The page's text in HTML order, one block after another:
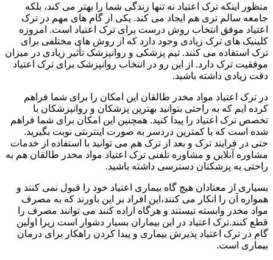
منظور اینکه ترک اعتیاد نه تنها زندگی شما را بهتر می کند، بلکه
جامعه سالم تری هم ایجاد می کند. یکی از گام های مهم در ترک
اعتیاد موفق انتخاب روش درست برای ترک اعتیاد است. امروزه
کلینیک های ترک زیادی وجود دارد که از روش های مختلفی برای
ترک استفاده می کنند. تیم پزشکی و روانپزشک تأثیر زیادی در میزان
موفقیت ترک دارد. از این رو در انتخاب روانپزشک برای ترک اعتیاد
دقت زیادی داشته باشید.
در ترک اعتیاد مواد مخدر طالقان این امکان را برای شما فراهم
کرده ایم که به راحتی بتوانید بهترین پزشکان و روانپزشکان با
تخصص ترک اعتیاد را پیدا کنید. همچنین این امکان برای شما فراهم
شده است که با کمترین دردسر به صورت اینترنتی نوبت بگیرید.
حتی در فرایند ترک و بعد از ترک هم می توانید با استفاده از خدمات
مشاوره آنلاین و مشاوره تلفنی ترک اعتیاد مواد مخدر طالقان هم به
راحتی به پزشکتان دسترسی داشته باشید.
بسیاری از معتادان هیچ گاه بیماری اعتیاد خود را قبول نمی کنند و
همواره آن را انکار می کنند،این افراد بر این باورند که به مصرف
مواد مخدر وابسته نیستند و هرگاه اراده کنند می توانند مصرف را
قطع کنند.ترک اعتیاد در این بیماران بسیار دشوار است زیرا اولین
گام در ترک اعتیاد پذیرش بیماری و پیدا کردن راهکار برای درمان
بیماری است.